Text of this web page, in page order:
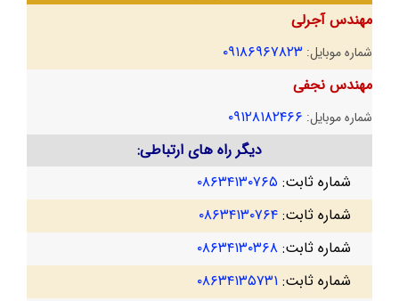
مهندس آجرلی
شماره موبایل: ۰۹۱۸۶۹۶۷۸۲۳
مهندس نجفی
شماره موبایل: ۰۹۱۲۸۱۸۲۴۶۶
دیگر راه های ارتباطی:
شماره ثابت: ۰۸۶۳۴۱۳۰۷۶۵
شماره ثابت: ۰۸۶۳۴۱۳۰۷۶۴
شماره ثابت: ۰۸۶۳۴۱۳۰۳۶۸
شماره ثابت: ۰۸۶۳۴۱۳۵۷۳۱